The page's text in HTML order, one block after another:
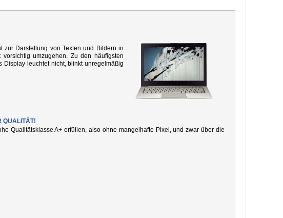
zur Darstellung von Texten und Bildern in
umzugehen. Zu den häufigsten
Display leuchtet nicht, blinkt unregelmäßig
QUALITÄT!
Qualitätsklasse A+ erfüllen, also ohne mangelhafte Pixel, und zwar über die